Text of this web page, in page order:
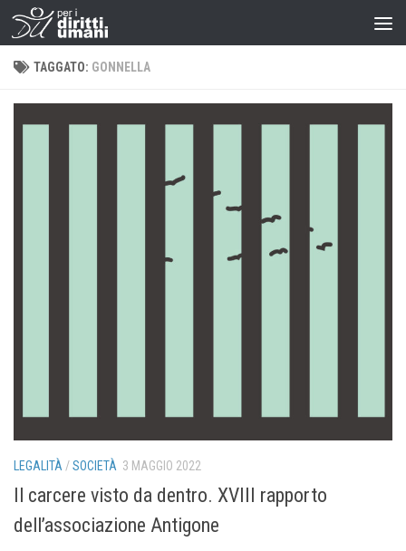
TAGGATO: GONNELLA
LEGALITÀ/SOCIETÀ 3 MAGGIO 2022
Il carcere visto da dentro. XVIII rapporto
dell’associazione Antigone